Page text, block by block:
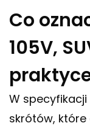
Co
105V,
W
skrótów,